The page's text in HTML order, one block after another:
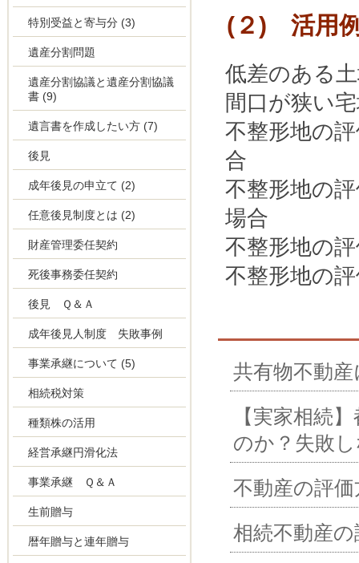
(２) 活用
低差のある
間口が狭い
不整形地の
合
不整形地の
場合
不整形地の
不整形地の
共有物不動
【実家相続
のか？失敗
不動産の評
相続不動産
特別受益と寄与分 (3)
遺産分割問題
遺産分割協議と遺産分割協議
書 (9)
遺言書を作成したい方 (7)
後見
成年後見の申立て (2)
任意後見制度とは (2)
財産管理委任契約
死後事務委任契約
後見 Ｑ＆Ａ
成年後見人制度 失敗事例
事業承継について (5)
相続税対策
種類株の活用
経営承継円滑化法
事業承継 Ｑ＆Ａ
生前贈与
暦年贈与と連年贈与